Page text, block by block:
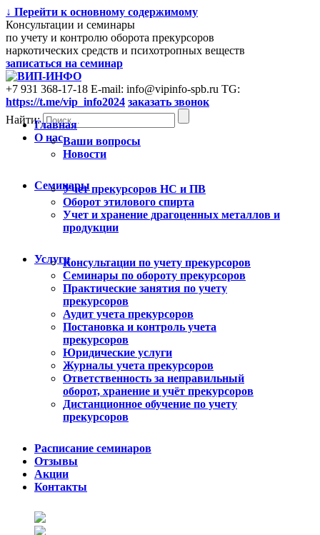
↓ Перейти к основному содержимому
Консультации и семинары
по учету и контролю оборота прекурсоров
наркотических средств и психотропных веществ
записаться на семинар
+7 931 368-17-18 E-mail: info@vipinfo-spb.ru TG:
https://t.me/vip_info2024 заказать звонок
Найти:Главная
О насВаши вопросы
Новости
СеминарыУчет прекурсоров НС и ПВ
Оборот этилового спирта
Учет и хранение драгоценных металлов и
продукции
УслугиКонсультации по учету прекурсоров
Cеминары по обороту прекурсоров
Практические занятия по учету
прекурсоров
Аудит учета прекурсоров
Постановка и контроль учета
прекурсоров
Юридические услуги
Журналы учета прекурсоров
Ответственность за неправильный
оборот, хранение и учёт прекурсоров
Дистанционное обучение по учету
прекурсоров
Расписание семинаров
Отзывы
Акции
Контакты